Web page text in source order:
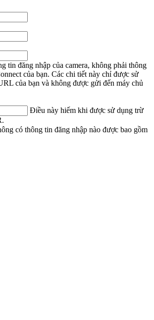
tin đăng nhập của camera, không phải thông
của bạn. Các chi tiết này chỉ được sử
của bạn và không được gửi đến máy chủ
Điều này hiếm khi được sử dụng trừ
có thông tin đăng nhập nào được bao gồm